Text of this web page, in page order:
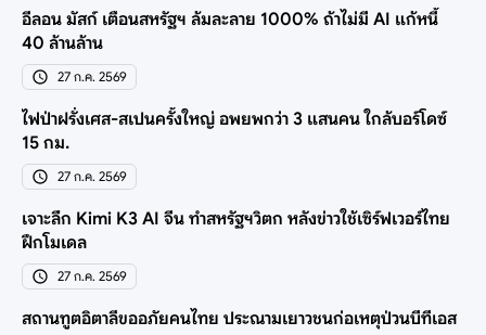
อีลอน มัสก์ เตือนสหรัฐฯ ล้มละลาย 1000% ถ้าไม่มี AI แก้หนี้
40 ล้านล้าน
27 ก.ค. 2569
ไฟป่าฝรั่งเศส-สเปนครั้งใหญ่ อพยพกว่า 3 แสนคน ใกล้บอร์โดซ์
15 กม.
27 ก.ค. 2569
เจาะลึก Kimi K3 AI จีน ทำสหรัฐฯวิตก หลังข่าวใช้เซิร์ฟเวอร์ไทย
ฝึกโมเดล
27 ก.ค. 2569
สถานทูตอิตาลีขออภัยคนไทย ประณามเยาวชนก่อเหตุป่วนบีทีเอส